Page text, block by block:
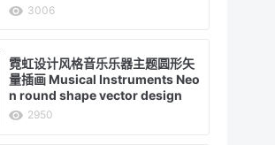
3006
霓虹设计风格音乐乐器主题圆形矢
量插画 Musical Instruments Neo
n round shape vector design
2950